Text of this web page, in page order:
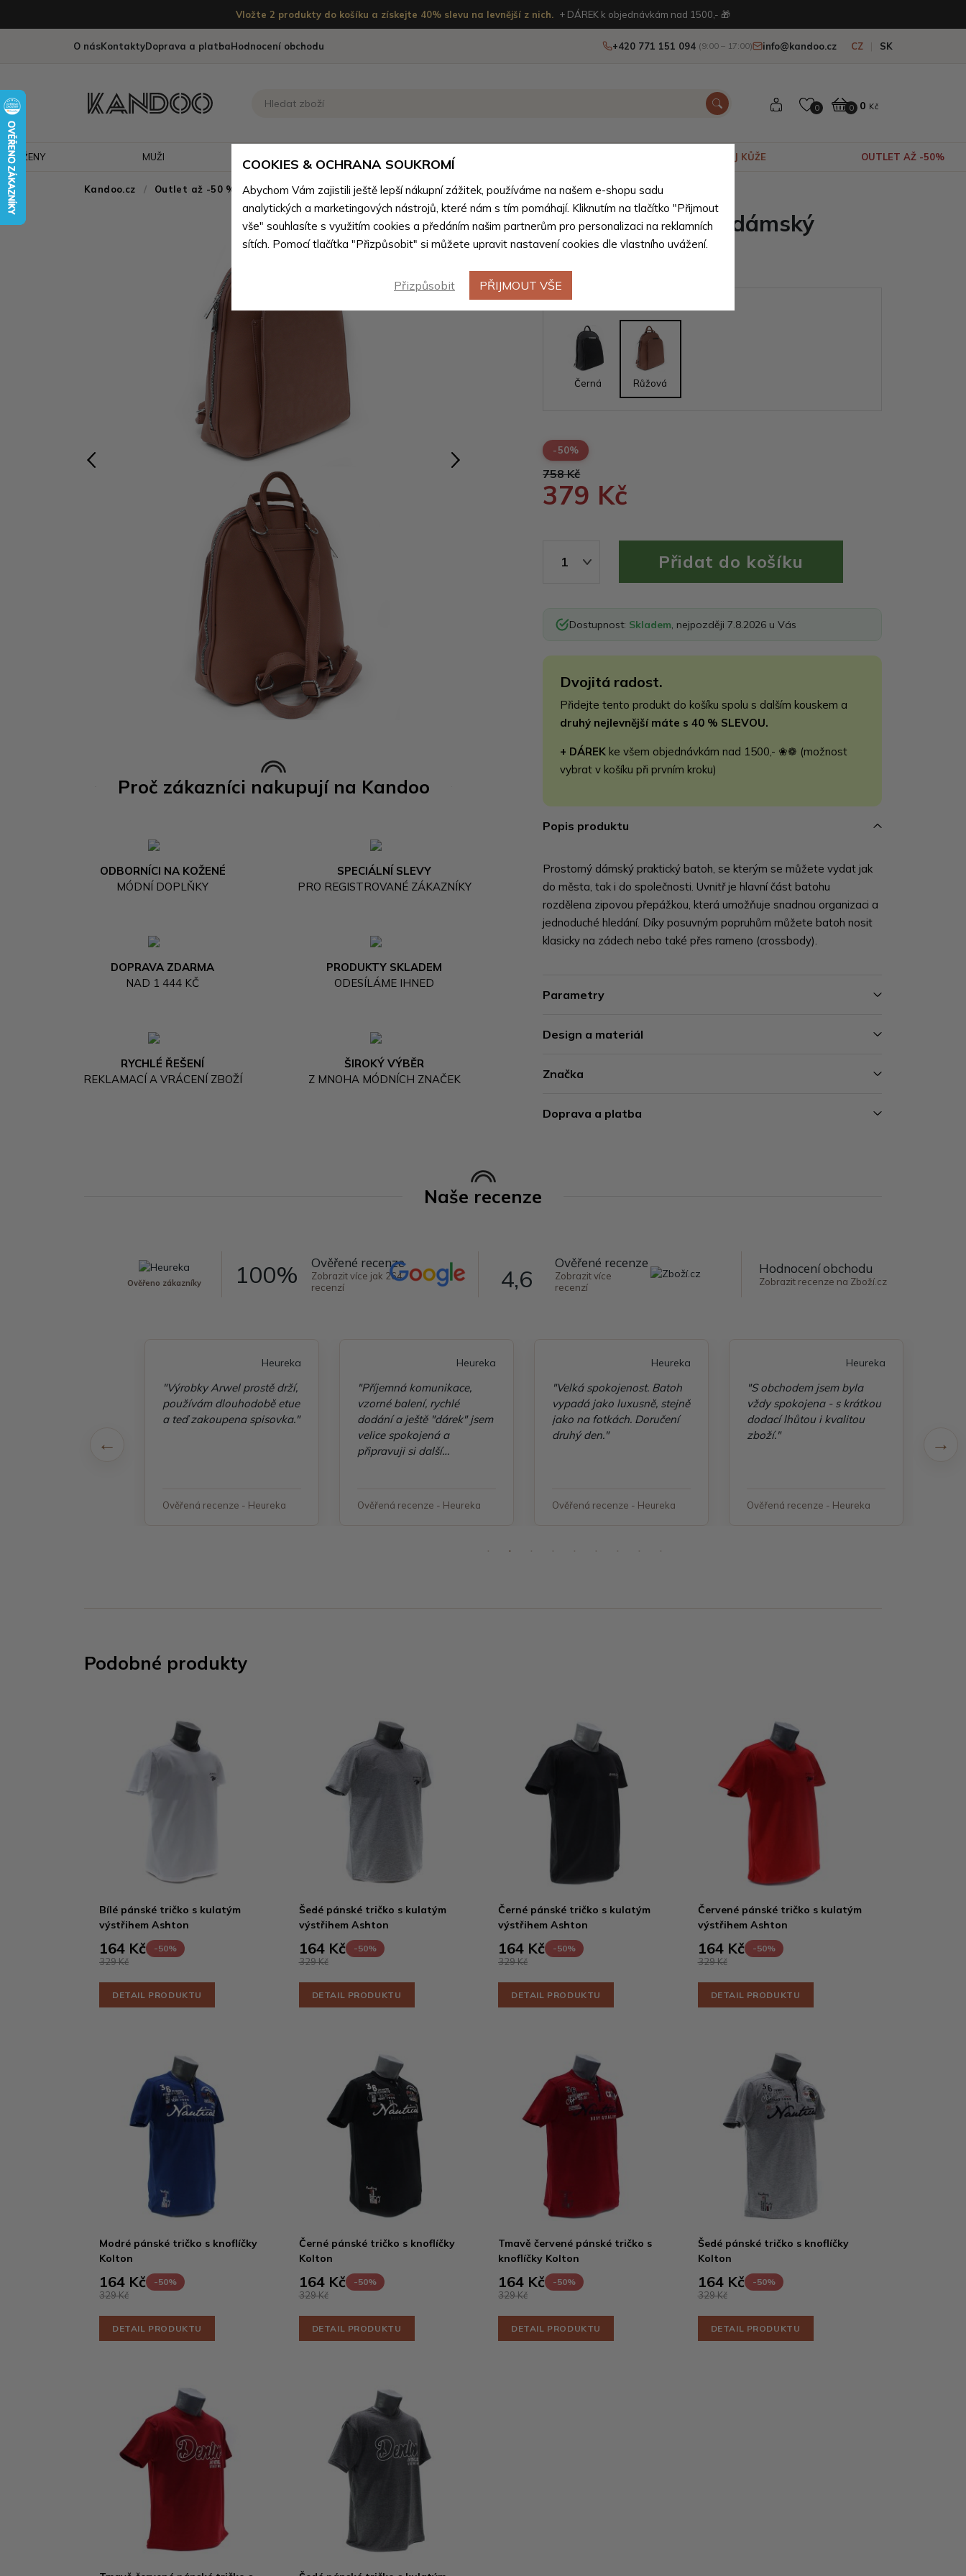
Vložte 2 produkty do košíku a získejte 40% slevu na levnější z nich. + DÁREK k objednávkám nad 1500,- 🎁
O násKontaktyDoprava a platbaHodnocení obchodu +420 771 151 094 (9:00 – 17:00) info@kandoo.cz CZ SK
0 0 0 Kč
ŽENY MUŽI VÝPRODEJ KŮŽE OUTLET AŽ -50%
Kandoo.cz Outlet až -50 % - doprodej nekoženého zboží
Proč zákazníci nakupují na Kandoo
ODBORNÍCI NA KOŽENÉ
MÓDNÍ DOPLŇKY
SPECIÁLNÍ SLEVY
PRO REGISTROVANÉ ZÁKAZNÍKY
DOPRAVA ZDARMA
NAD 1 444 KČ
PRODUKTY SKLADEM
ODESÍLÁME IHNED
RYCHLÉ ŘEŠENÍ
REKLAMACÍ A VRÁCENÍ ZBOŽÍ
ŠIROKÝ VÝBĚR
Z MNOHA MÓDNÍCH ZNAČEK
Růžový praktický dámský
batoh Gillespie
Barevné varianty
Černá Růžová
-50%
758 Kč
379 Kč
1
Dostupnost: Skladem , nejpozději 7.8.2026 u Vás
Dvojitá radost.
Přidejte tento produkt do košíku spolu s dalším kouskem a
druhý nejlevnější máte s 40 % SLEVOU.
+ DÁREK ke všem objednávkám nad 1500,- ❀❁ (možnost
vybrat v košíku při prvním kroku)
Popis produktu
Prostorný dámský praktický batoh, se kterým se můžete vydat jak
do města, tak i do společnosti. Uvnitř je hlavní část batohu
rozdělena zipovou přepážkou, která umožňuje snadnou organizaci a
jednoduché hledání. Díky posuvným popruhům můžete batoh nosit
klasicky na zádech nebo také přes rameno (crossbody).
Parametry
Design a materiál
Značka
Doprava a platba
Naše recenze
Ověřeno zákazníky 100% Ověřené recenze
Zobrazit více jak 264
recenzí
4,6
Ověřené recenze
Zobrazit více
recenzí
Hodnocení obchodu
Zobrazit recenze na Zboží.cz
Heureka
"Výrobky Arwel prostě drží,
používám dlouhodobě etue
a teď zakoupena spisovka."
Ověřená recenze - Heureka
Heureka
"Příjemná komunikace,
vzorné balení, rychlé
dodání a ještě "dárek" jsem
velice spokojená a
připravuji si další
Ověřená recenze - Heureka
Heureka
"Velká spokojenost. Batoh
vypadá jako luxusně, stejně
jako na fotkách. Doručení
druhý den."
Ověřená recenze - Heureka
Heureka
"S obchodem jsem byla
vždy spokojena - s krátkou
dodací lhůtou i kvalitou
zboží."
Ověřená recenze - Heureka
Podobné produkty
Bílé pánské tričko s kulatým
výstřihem Ashton
164 Kč -50%
329 Kč
DETAIL PRODUKTU
Šedé pánské tričko s kulatým
výstřihem Ashton
164 Kč -50%
329 Kč
DETAIL PRODUKTU
Černé pánské tričko s kulatým
výstřihem Ashton
164 Kč -50%
329 Kč
DETAIL PRODUKTU
Červené pánské tričko s kulatým
výstřihem Ashton
164 Kč -50%
329 Kč
DETAIL PRODUKTU
Modré pánské tričko s knoflíčky
Kolton
164 Kč -50%
329 Kč
DETAIL PRODUKTU
Černé pánské tričko s knoflíčky
Kolton
164 Kč -50%
329 Kč
DETAIL PRODUKTU
Tmavě červené pánské tričko s
knoflíčky Kolton
164 Kč -50%
329 Kč
DETAIL PRODUKTU
Šedé pánské tričko s knoflíčky
Kolton
164 Kč -50%
329 Kč
DETAIL PRODUKTU
COOKIES & OCHRANA SOUKROMÍ
Abychom Vám zajistili ještě lepší nákupní zážitek, používáme na našem e-shopu sadu
analytických a marketingových nástrojů, které nám s tím pomáhají. Kliknutím na tlačítko "Přijmout
vše" souhlasíte s využitím cookies a předáním našim partnerům pro personalizaci na reklamních
sítích. Pomocí tlačítka "Přizpůsobit" si můžete upravit nastavení cookies dle vlastního uvážení.
Přizpůsobit PŘIJMOUT VŠE